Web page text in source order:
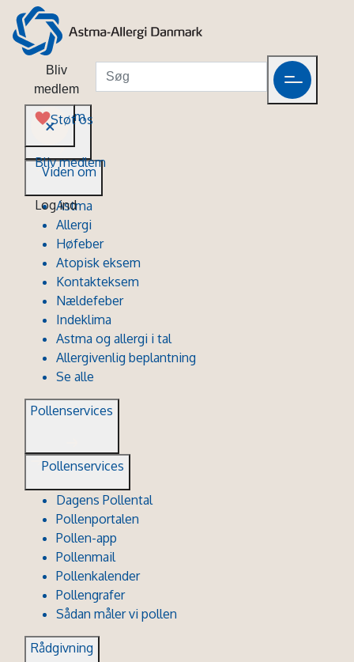
Bliv
medlem
Støt os
Bliv medlem
Log ind
Viden om
Viden om
Astma
Allergi
Høfeber
Atopisk eksem
Kontakteksem
Nældefeber
Indeklima
Astma og allergi i tal
Allergivenlig beplantning
Se alle
Pollenservices
Pollenservices
Dagens Pollental
Pollenportalen
Pollen-app
Pollenmail
Pollenkalender
Pollengrafer
Sådan måler vi pollen
Rådgivning